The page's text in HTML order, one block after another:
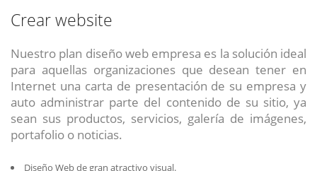
Crear website
Nuestro plan diseño web empresa es la solución ideal
para aquellas organizaciones que desean tener en
Internet una carta de presentación de su empresa y
auto administrar parte del contenido de su sitio, ya
sean sus productos, servicios, galería de imágenes,
portafolio o noticias.
Diseño Web de gran atractivo visual.